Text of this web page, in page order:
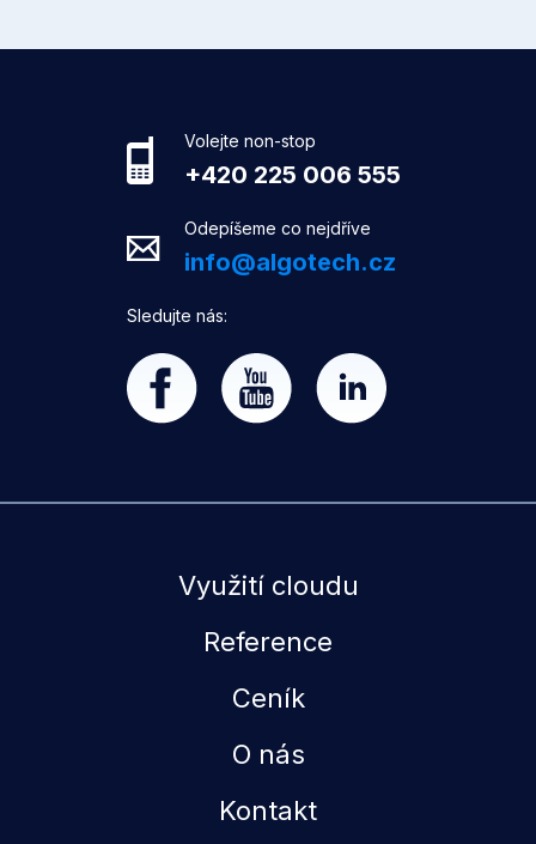
Volejte non-stop
+420 225 006 555
Odepíšeme co nejdříve
info@algotech.cz
Sledujte nás:
Využití cloudu
Reference
Ceník
O nás
Kontakt